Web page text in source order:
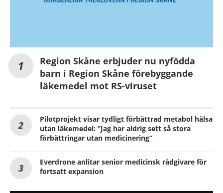
Region Skåne erbjuder nu nyfödda
barn i Region Skåne förebyggande
läkemedel mot RS-viruset
Pilotprojekt visar tydligt förbättrad metabol hälsa
utan läkemedel: ”Jag har aldrig sett så stora
förbättringar utan medicinering”
Everdrone anlitar senior medicinsk rådgivare för
fortsatt expansion